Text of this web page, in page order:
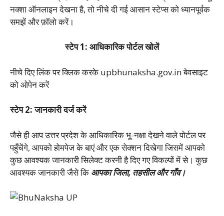
नक्शा ऑनलाइन देखना है, तो नीचे दी गई आसान स्टेप्स को ध्यानपूर्वक
समझें और फ़ॉलो करें।
स्टेप 1: आधिकारिक पोर्टल खोलें
नीचे दिए लिंक पर क्लिक करके upbhunaksha.gov.in बेवसाइट
को ओपेन करें
स्टेप 2: जानकारी दर्ज करें
जैसे ही आप उत्तर प्रदेश के आधिकारिक भू-नक्षा देखने वाले पोर्टल पर
पहुँचेंगे, आपको होमपेज के बाएं और एक सेक्शन दिखेगा जिसमें आपको
कुछ आवश्यक जानकारी सिलेक्ट करनी है दिए गए विकल्पों में से। कुछ
आवश्यक जानकारी जैसे कि आपका जिला, तहसील और गाँव।